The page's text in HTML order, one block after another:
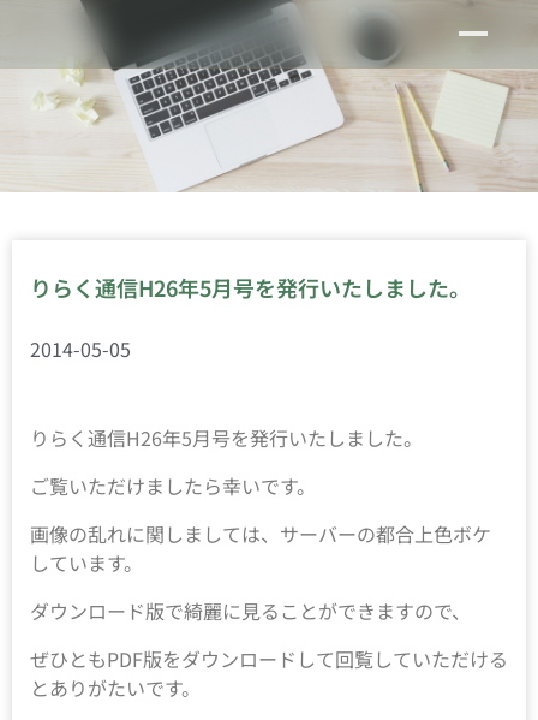
りらく通信H26年5月号を発行いたしました。
2014-05-05
りらく通信H26年5月号を発行いたしました。
ご覧いただけましたら幸いです。
画像の乱れに関しましては、サーバーの都合上色ボケ
しています。
ダウンロード版で綺麗に見ることができますので、
ぜひともPDF版をダウンロードして回覧していただける
とありがたいです。